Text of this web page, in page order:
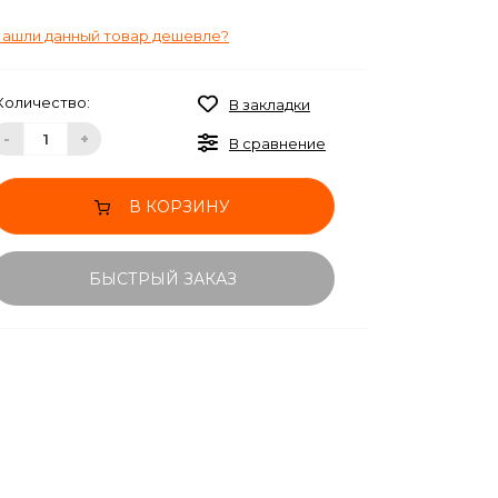
данный товар дешевле?
- +
В закладки
В сравнение
В КОРЗИНУ
БЫСТРЫЙ ЗАКАЗ